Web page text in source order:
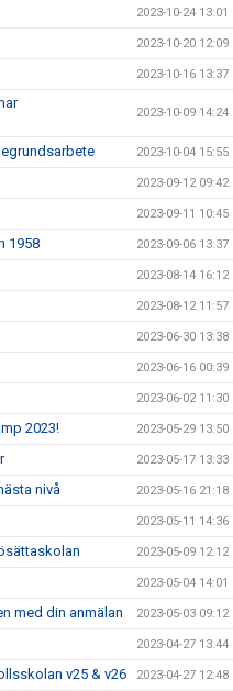
2023-10-24 13:01
2023-10-20 12:09
2023-10-16 13:37
2023-10-09 14:24
2023-10-04 15:55
2023-09-12 09:42
2023-09-11 10:45
1958 2023-09-06 13:37
2023-08-14 16:12
2023-08-12 11:57
2023-06-30 13:38
2023-06-16 00:39
2023-06-02 11:30
2023! 2023-05-29 13:50
2023-05-17 13:33
nivå 2023-05-16 21:18
2023-05-11 14:36
2023-05-09 12:12
2023-05-04 14:01
med din anmälan 2023-05-03 09:12
2023-04-27 13:44
v25 & v26 2023-04-27 12:48